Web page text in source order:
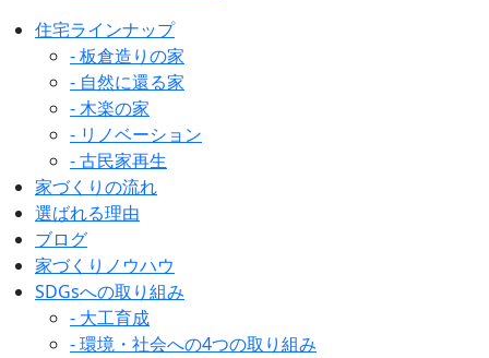
住宅ラインナップ
- 板倉造りの家
- 自然に還る家
- 木楽の家
- リノベーション
- 古民家再生
家づくりの流れ
選ばれる理由
ブログ
家づくりノウハウ
SDGsへの取り組み
- 大工育成
- 環境・社会への4つの取り組み